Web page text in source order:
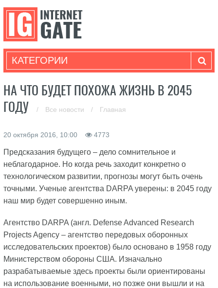
КАТЕГОРИИ
НА ЧТО БУДЕТ ПОХОЖА ЖИЗНЬ В 2045
ГОДУ
/ Все новости / Главная
20 октября 2016, 10:00 4773
Предсказания будущего – дело сомнительное и
неблагодарное. Но когда речь заходит конкретно о
технологическом развитии, прогнозы могут быть очень
точными. Ученые агентства DARPA уверены: в 2045 году
наш мир будет совершенно иным.
Агентство DARPA (англ. Defense Advanced Research
Projects Agency – агентство передовых оборонных
исследовательских проектов) было основано в 1958 году
Министерством обороны США. Изначально
разрабатываемые здесь проекты были ориентированы
на использование военными, но позже они вышли и на